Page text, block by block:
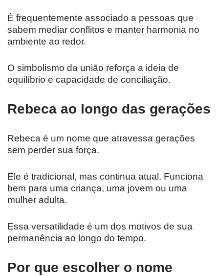
É frequentemente associado a pessoas que
sabem mediar conflitos e manter harmonia no
ambiente ao redor.
O simbolismo da união reforça a ideia de
equilíbrio e capacidade de conciliação.
Rebeca ao longo das gerações
Rebeca é um nome que atravessa gerações
sem perder sua força.
Ele é tradicional, mas continua atual. Funciona
bem para uma criança, uma jovem ou uma
mulher adulta.
Essa versatilidade é um dos motivos de sua
permanência ao longo do tempo.
Por que escolher o nome